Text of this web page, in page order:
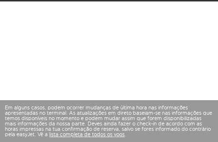
Em alguns casos, podem ocorrer mudanças de última hora nas informações
apresentadas no terminal. As atualizações em direto baseiam-se nas informações que
temos disponíveis no momento e podem mudar assim que forem disponibilizadas
mais informações da nossa parte. Deves ainda fazer o check-in de acordo com as
horas impressas na tua confirmação de reserva, salvo se fores informado do contrário
pela easyJet. Vê a lista completa de todos os voos.